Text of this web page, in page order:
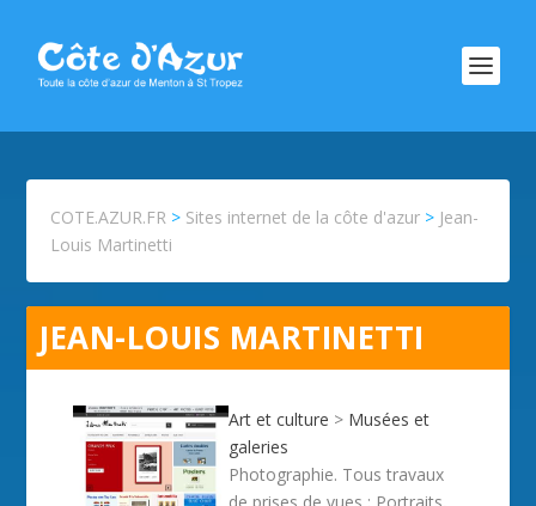
COTE.AZUR.FR > Sites internet de la côte d'azur > Jean-
Louis Martinetti
JEAN-LOUIS MARTINETTI
Art et culture > Musées et
galeries
Photographie. Tous travaux